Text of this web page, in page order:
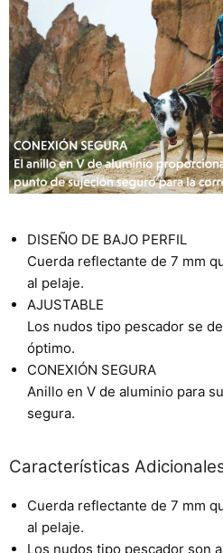
DISEÑO DE BAJO PERFIL
Cuerda reflectante de 7 mm
al pelaje.
AJUSTABLE
Los nudos tipo pescador se
óptimo.
CONEXIÓN SEGURA
Anillo en V de aluminio para
segura.
Características
Cuerda reflectante de 7 mm
al pelaje.
Los nudos tipo pescador son